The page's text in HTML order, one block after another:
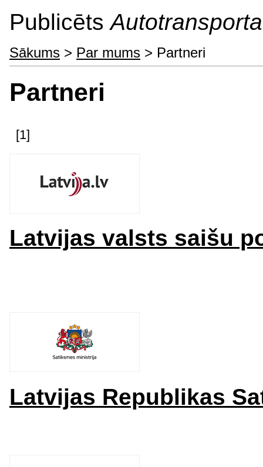
Publicēts
Sākums > Par mums > Partneri
Partneri
[1]
Latvijas valsts saišu
Latvijas Republikas